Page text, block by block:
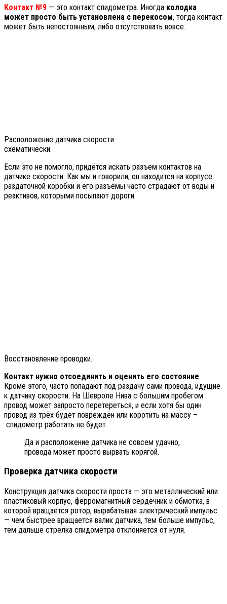
Контакт №9 — это контакт спидометра. Иногда колодка
может просто быть установлена с перекосом, тогда контакт
может быть непостоянным, либо отсутствовать вовсе.
Расположение датчика скорости
схематически.
Если это не помогло, придётся искать разъем контактов на
датчике скорости. Как мы и говорили, он находится на корпусе
раздаточной коробки и его разъёмы часто страдают от воды и
реактивов, которыми посыпают дороги.
Восстановление проводки.
Контакт нужно отсоединить и оценить его состояние.
Кроме этого, часто попадают под раздачу сами провода, идущие
к датчику скорости. На Шевроле Нива с большим пробегом
провод может запросто перетереться, и если хотя бы один
провод из трёх будет повреждён или коротить на массу –
спидометр работать не будет.
Да и расположение датчика не совсем удачно,
провода может просто вырвать корягой.
Проверка датчика скорости
Конструкция датчика скорости проста — это металлический или
пластиковый корпус, ферромагнитный сердечник и обмотка, в
которой вращается ротор, вырабатывая электрический импульс
— чем быстрее вращается валик датчика, тем больше импульс,
тем дальше стрелка спидометра отклоняется от нуля.